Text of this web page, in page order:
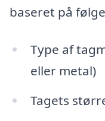
baseret på
Type af
eller metal)
Tagets